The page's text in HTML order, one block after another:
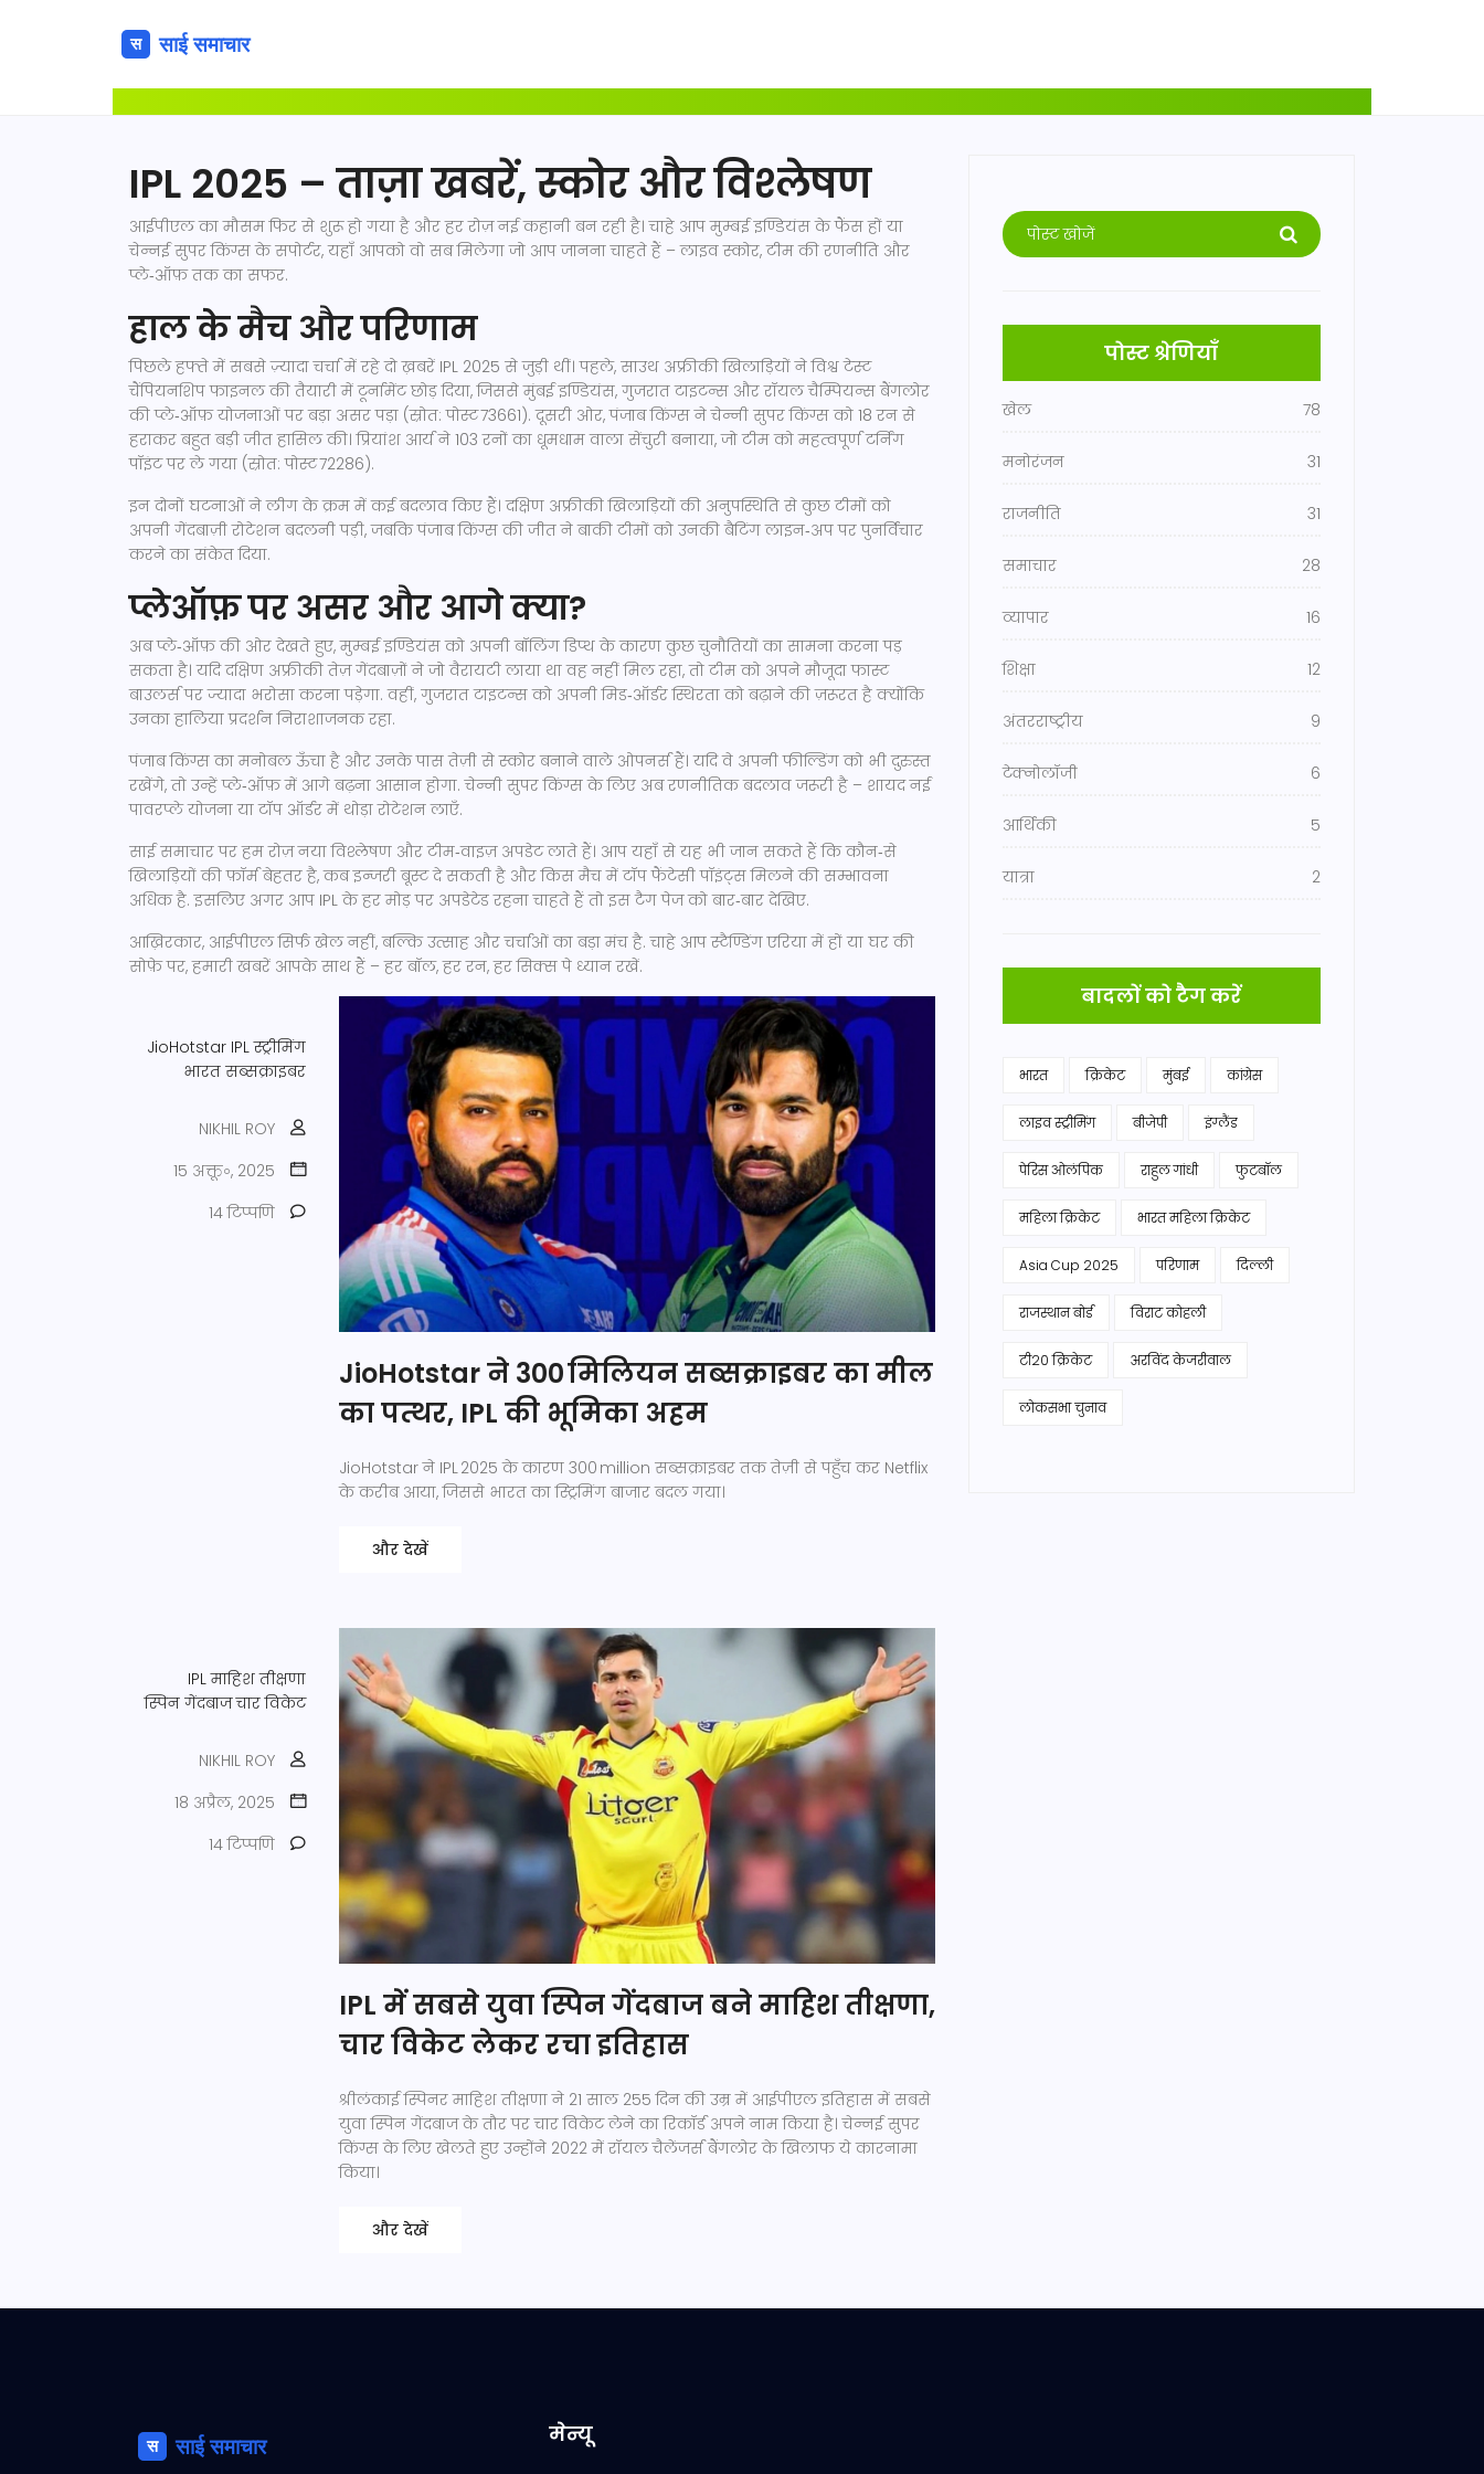
IPL 2025 – ताज़ा खबरें, स्कोर और विश्लेषण
आईपीएल का मौसम फिर से शुरू हो गया है और हर रोज़ नई कहानी बन रही है। चाहे आप मुम्बई इण्डियंस के फैंस हों या
चेन्नई सुपर किंग्स के सपोर्टर, यहाँ आपको वो सब मिलेगा जो आप जानना चाहते हैं – लाइव स्कोर, टीम की रणनीति और
प्ले‑ऑफ़ तक का सफर.
हाल के मैच और परिणाम
पिछले हफ्ते में सबसे ज़्यादा चर्चा में रहे दो ख़बरें IPL 2025 से जुड़ी थीं। पहले, साउथ अफ्रीकी खिलाड़ियों ने विश्व टेस्ट
चैंपियनशिप फाइनल की तैयारी में टूर्नामेंट छोड़ दिया, जिससे मुंबई इण्डियंस, गुजरात टाइटन्स और रॉयल चैम्पियन्स बैंगलोर
की प्ले‑ऑफ़ योजनाओं पर बड़ा असर पड़ा (स्रोत: पोस्ट 73661). दूसरी ओर, पंजाब किंग्स ने चेन्नी सुपर किंग्स को 18 रन से
हराकर बहुत बड़ी जीत हासिल की। प्रियांश आर्य ने 103 रनों का धूमधाम वाला सेंचुरी बनाया, जो टीम को महत्वपूर्ण टर्निंग
पॉइंट पर ले गया (स्रोत: पोस्ट 72286).
इन दोनों घटनाओं ने लीग के क्रम में कई बदलाव किए हैं। दक्षिण अफ्रीकी खिलाड़ियों की अनुपस्थिति से कुछ टीमों को
अपनी गेंदबाज़ी रोटेशन बदलनी पड़ी, जबकि पंजाब किंग्स की जीत ने बाकी टीमों को उनकी बैटिंग लाइन‑अप पर पुनर्विचार
करने का संकेत दिया.
प्लेऑफ़ पर असर और आगे क्या?
अब प्ले‑ऑफ़ की ओर देखते हुए, मुम्बई इण्डियंस को अपनी बॉलिंग डिप्थ के कारण कुछ चुनौतियों का सामना करना पड़
सकता है। यदि दक्षिण अफ्रीकी तेज़ गेंदबाज़ों ने जो वैरायटी लाया था वह नहीं मिल रहा, तो टीम को अपने मौजूदा फास्ट
बाउलर्स पर ज्यादा भरोसा करना पड़ेगा. वहीं, गुजरात टाइटन्स को अपनी मिड‑ऑर्डर स्थिरता को बढ़ाने की ज़रूरत है क्योंकि
उनका हालिया प्रदर्शन निराशाजनक रहा.
पंजाब किंग्स का मनोबल ऊँचा है और उनके पास तेज़ी से स्कोर बनाने वाले ओपनर्स हैं। यदि वे अपनी फील्डिंग को भी दुरुस्त
रखेंगे, तो उन्हें प्ले‑ऑफ़ में आगे बढ़ना आसान होगा. चेन्नी सुपर किंग्स के लिए अब रणनीतिक बदलाव जरूरी है – शायद नई
पावरप्ले योजना या टॉप ऑर्डर में थोड़ा रोटेशन लाएँ.
साई समाचार पर हम रोज़ नया विश्लेषण और टीम‑वाइज़ अपडेट लाते हैं। आप यहाँ से यह भी जान सकते हैं कि कौन‑से
खिलाड़ियों की फ़ॉर्म बेहतर है, कब इन्जरी बूस्ट दे सकती है और किस मैच में टॉप फैंटेसी पॉइंट्स मिलने की सम्भावना
अधिक है. इसलिए अगर आप IPL के हर मोड़ पर अपडेटेड रहना चाहते हैं तो इस टैग पेज को बार‑बार देखिए.
आख़िरकार, आईपीएल सिर्फ खेल नहीं, बल्कि उत्साह और चर्चाओं का बड़ा मंच है. चाहे आप स्टैण्डिंग एरिया में हों या घर की
सोफ़े पर, हमारी खबरें आपके साथ हैं – हर बॉल, हर रन, हर सिक्स पे ध्यान रखें.
JioHotstar IPL स्ट्रीमिंग
भारत सब्सक्राइबर
NIKHIL ROY
15 अक्तू॰, 2025
14 टिप्पणि
JioHotstar ने 300 मिलियन सब्सक्राइबर का मील
का पत्थर, IPL की भूमिका अहम
JioHotstar ने IPL 2025 के कारण 300 million सब्सक्राइबर तक तेज़ी से पहुँच कर Netflix
के करीब आया, जिससे भारत का स्ट्रिमिंग बाजार बदल गया।
और देखें
IPL माहिश तीक्षणा
स्पिन गेंदबाज चार विकेट
NIKHIL ROY
18 अप्रैल, 2025
14 टिप्पणि
IPL में सबसे युवा स्पिन गेंदबाज बने माहिश तीक्षणा,
चार विकेट लेकर रचा इतिहास
श्रीलंकाई स्पिनर माहिश तीक्षणा ने 21 साल 255 दिन की उम्र में आईपीएल इतिहास में सबसे
युवा स्पिन गेंदबाज के तौर पर चार विकेट लेने का रिकॉर्ड अपने नाम किया है। चेन्नई सुपर
किंग्स के लिए खेलते हुए उन्होंने 2022 में रॉयल चैलेंजर्स बैंगलोर के खिलाफ ये कारनामा
किया।
और देखें
पोस्ट श्रेणियाँ
खेल 78
मनोरंजन 31
राजनीति 31
समाचार 28
व्यापार 16
शिक्षा 12
अंतरराष्ट्रीय 9
टेक्नोलॉजी 6
आर्थिकी 5
यात्रा 2
बादलों को टैग करें
भारत क्रिकेट मुंबई कांग्रेस
लाइव स्ट्रीमिंग बीजेपी इंग्लैंड
पेरिस ओलंपिक राहुल गांधी फुटबॉल
महिला क्रिकेट भारत महिला क्रिकेट
Asia Cup 2025 परिणाम दिल्ली
राजस्थान बोर्ड विराट कोहली
टी20 क्रिकेट अरविंद केजरीवाल
लोकसभा चुनाव
मेन्यू